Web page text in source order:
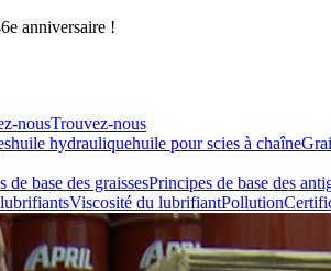
anniversaire !
nousTrouvez-nous
huile hydrauliquehuile pour scies à chaîne
de base des graissesPrincipes de base des
Viscosité du lubrifiantPollution